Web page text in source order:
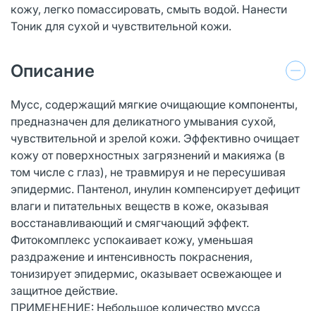
кожу, легко помассировать, смыть водой. Нанести
Тоник для сухой и чувствительной кожи.
Описание
Мусс, содержащий мягкие очищающие компоненты,
предназначен для деликатного умывания сухой,
чувствительной и зрелой кожи. Эффективно очищает
кожу от поверхностных загрязнений и макияжа (в
том числе с глаз), не травмируя и не пересушивая
эпидермис. Пантенол, инулин компенсирует дефицит
влаги и питательных веществ в коже, оказывая
восстанавливающий и смягчающий эффект.
Фитокомплекс успокаивает кожу, уменьшая
раздражение и интенсивность покраснения,
тонизирует эпидермис, оказывает освежающее и
защитное действие.
ПРИМЕНЕНИЕ: Небольшое количество мусса